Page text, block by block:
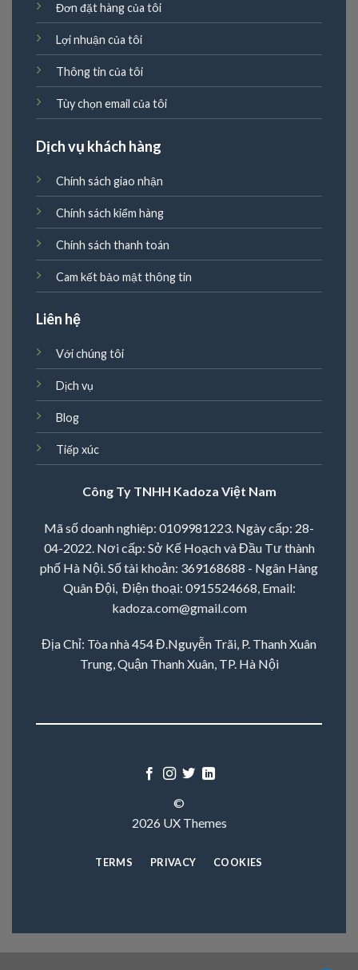
Đơn đặt hàng của tôi
Lợi nhuận của tôi
Thông tin của tôi
Tùy chọn email của tôi
Dịch vụ khách hàng
Chính sách giao nhận
Chính sách kiểm hàng
Chính sách thanh toán
Cam kết bảo mật thông tin
Liên hệ
Với chúng tôi
Dịch vụ
Blog
Tiếp xúc
Công Ty TNHH Kadoza Việt Nam
Mã số doanh nghiêp: 0109981223. Ngày cấp: 28-
04-2022. Nơi cấp: Sở Kế Hoạch và Đầu Tư thành
phố Hà Nội. Số tài khoản: 369168688 - Ngân Hàng
Quân Đội, Điện thoại: 0915524668 , Email:
kadoza.com@gmail.com
Địa Chỉ: Tòa nhà 454 Đ.Nguyễn Trãi, P. Thanh Xuân
Trung, Quận Thanh Xuân, TP. Hà Nội
©
2026 UX Themes
TERMS PRIVACY COOKIES